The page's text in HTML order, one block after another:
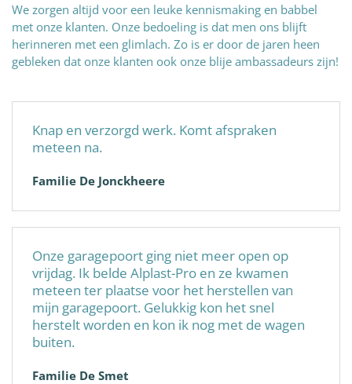
We zorgen altijd voor een leuke kennismaking en babbel
met onze klanten. Onze bedoeling is dat men ons blijft
herinneren met een glimlach. Zo is er door de jaren heen
gebleken dat onze klanten ook onze blije ambassadeurs zijn!
Knap en verzorgd werk. Komt afspraken
meteen na.
Familie De Jonckheere
Onze garagepoort ging niet meer open op
vrijdag. Ik belde Alplast-Pro en ze kwamen
meteen ter plaatse voor het herstellen van
mijn garagepoort. Gelukkig kon het snel
herstelt worden en kon ik nog met de wagen
buiten.
Familie De Smet